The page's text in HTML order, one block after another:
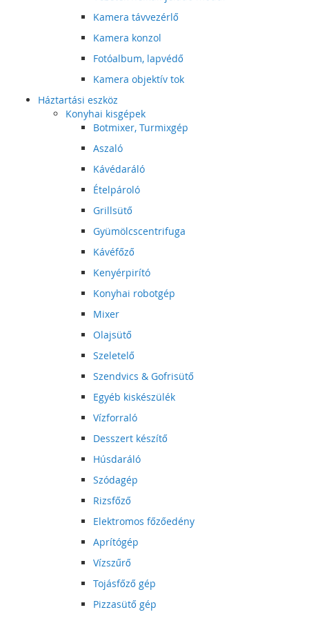
Kamera távvezérlő
Kamera konzol
Fotóalbum, lapvédő
Kamera objektív tok
Háztartási eszköz
Konyhai kisgépek
Botmixer, Turmixgép
Aszaló
Kávédaráló
Ételpároló
Grillsütő
Gyümölcscentrifuga
Kávéfőző
Kenyérpirító
Konyhai robotgép
Mixer
Olajsütő
Szeletelő
Szendvics & Gofrisütő
Egyéb kiskészülék
Vízforraló
Desszert készítő
Húsdaráló
Szódagép
Rizsfőző
Elektromos főzőedény
Aprítógép
Vízszűrő
Tojásfőző gép
Pizzasütő gép